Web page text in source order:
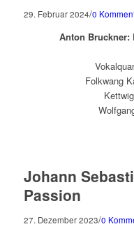
29. Februar 2024/0
Anton Bruckner:
Folkwang
Johann
Passion
27. Dezember 2023/0